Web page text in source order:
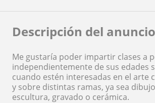
Descripción del anuncio
Me gustaría poder impartir clases a
independientemente de sus edades
cuando estén interesadas en el arte
y sobre distintas ramas, ya sea
escultura, gravado o cerámica.